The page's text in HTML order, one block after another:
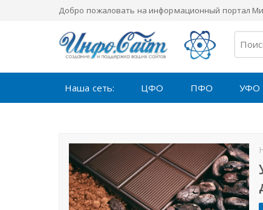
Добро пожаловать на информационный портал
Наша сеть: ЦФО ПФО УФО